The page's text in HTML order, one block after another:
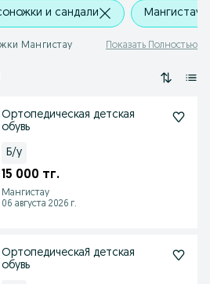
и сандали Мангистау
Мангистау Показать Полностью
Ортопедическая детская
обувь
Б/у
15 000 тг.
Мангистау
06 августа 2026 г.
ОртопедическаЯ детская
обувь